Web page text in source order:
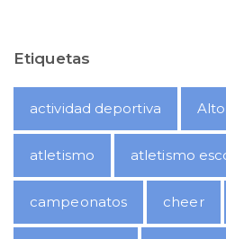
Etiquetas
actividad deportiva
atletismo atletismo
campeonatos cheer